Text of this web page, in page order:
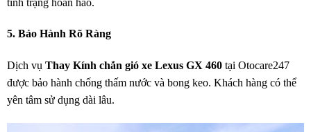
5. Bảo Hành Rõ Ràng
Dịch vụ Thay Kính chắn gió xe Lexus GX 460 tại Otocare247
được bảo hành chống thấm nước và bong keo. Khách hàng có thể
yên tâm sử dụng dài lâu.